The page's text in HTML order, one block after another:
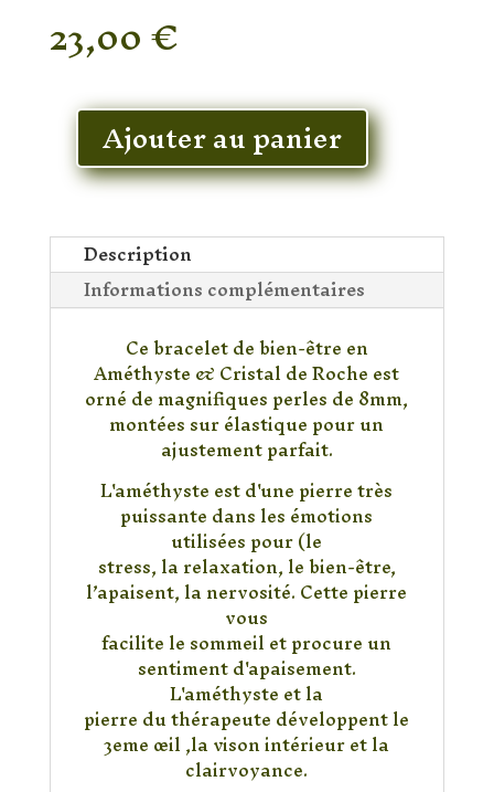
23,00€
En stock
quantité
Bracelet
&
Cristal
de
Ajouter au panier
Description
Informations complémentaires
Ce bracelet de bien-être en
Améthyste & Cristal de Roche est
orné de magnifiques perles de 8mm,
montées sur élastique pour un
ajustement parfait.
L'améthyste est d'une pierre très
puissante dans les émotions
utilisées pour (le
stress, la relaxation, le bien-être,
l’apaisent, la nervosité. Cette pierre
vous
facilite le sommeil et procure un
sentiment d'apaisement.
L'améthyste et la
pierre du thérapeute développent le
3eme œil ,la vison intérieur et la
clairvoyance.